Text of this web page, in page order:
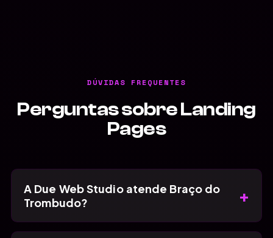
DÚVIDAS FREQUENTES
Perguntas sobre Landing
Pages
A Due Web Studio atende Braço do
Trombudo?
+